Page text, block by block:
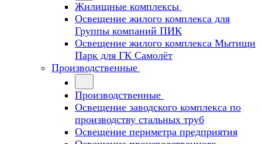
Жилищные комплексы
Освещение жилого комплекса для
Группы компаний ПИК
Освещение жилого комплекса Мытищи
Парк для ГК Самолёт
Производственные
Производственные
Освещение заводского комплекса по
производству стальных труб
Освещение периметра предприятия